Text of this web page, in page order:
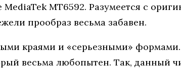
MT6592. Разумеется с
прообраз весьма забавен.
краями и «серьезными»
весьма любопытен. Так, данный